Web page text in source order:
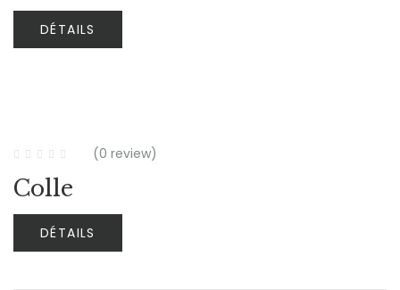
DÉTAILS
(0 review)
Colle
DÉTAILS